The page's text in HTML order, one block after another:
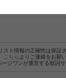
ト情報の正確性は保証
こちら よりご連絡をお願
ジワンが運営する歌詞